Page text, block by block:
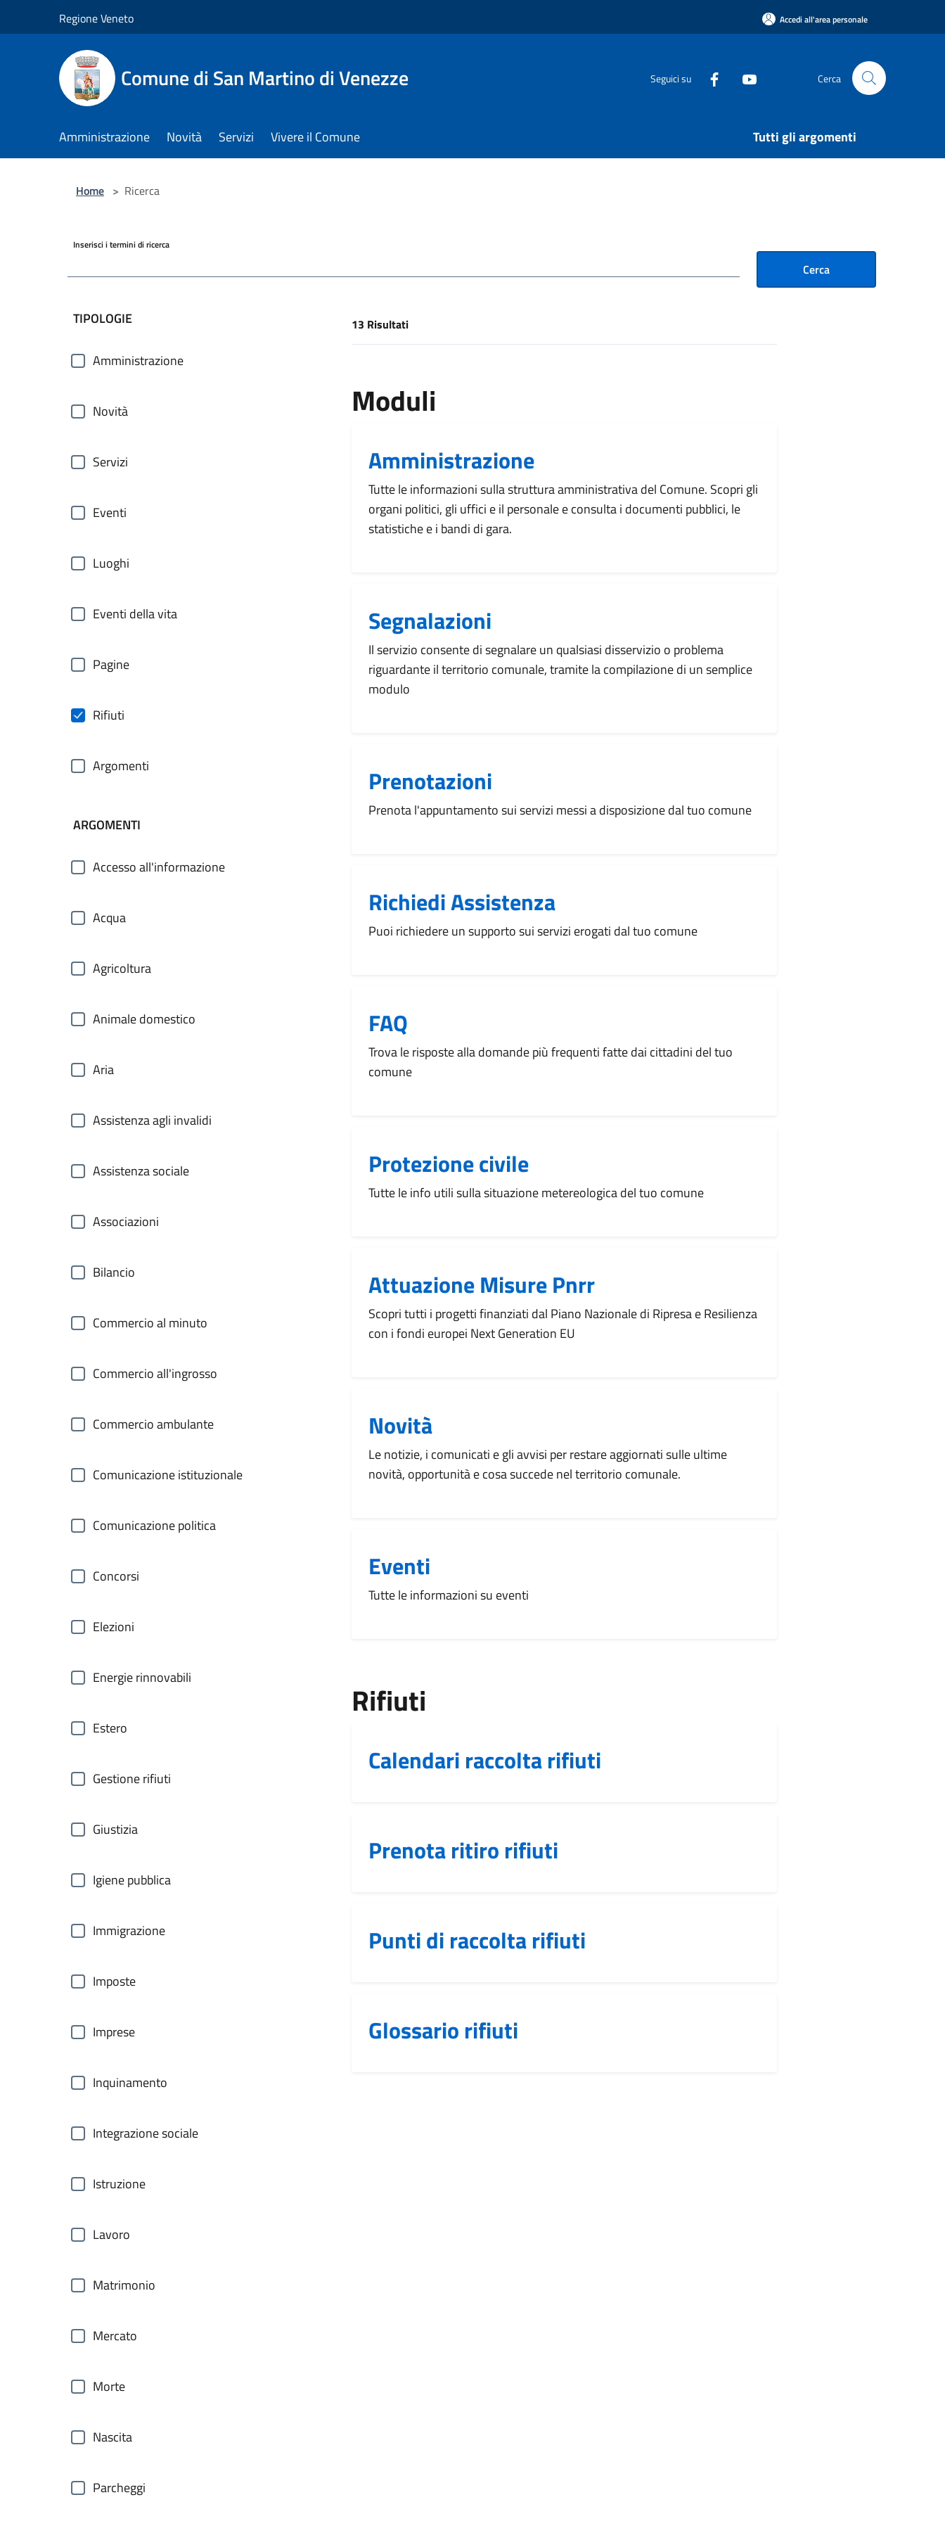
Regione Veneto Accedi all'area personale
Comune di San Martino di Venezze Seguici su Cerca
Amministrazione Novità Servizi Vivere il Comune Tutti gli argomenti
Home > Ricerca
Inserisci i termini di ricerca
Cerca
filtri da applicare
TIPOLOGIE
Amministrazione
Novità
Servizi
Eventi
Luoghi
Eventi della vita
Pagine
Rifiuti
Argomenti
ARGOMENTI
Accesso all'informazione
Acqua
Agricoltura
Animale domestico
Aria
Assistenza agli invalidi
Assistenza sociale
Associazioni
Bilancio
Commercio al minuto
Commercio all'ingrosso
Commercio ambulante
Comunicazione istituzionale
Comunicazione politica
Concorsi
Elezioni
Energie rinnovabili
Estero
Gestione rifiuti
Giustizia
Igiene pubblica
Immigrazione
Imposte
Imprese
Inquinamento
Integrazione sociale
Istruzione
Lavoro
Matrimonio
Mercato
Morte
Nascita
Parcheggi
[results] Risultati
13 Risultati
Moduli
Amministrazione
Tutte le informazioni sulla struttura amministrativa del Comune. Scopri gli
organi politici, gli uffici e il personale e consulta i documenti pubblici, le
statistiche e i bandi di gara.
Segnalazioni
Il servizio consente di segnalare un qualsiasi disservizio o problema
riguardante il territorio comunale, tramite la compilazione di un semplice
modulo
Prenotazioni
Prenota l'appuntamento sui servizi messi a disposizione dal tuo comune
Richiedi Assistenza
Puoi richiedere un supporto sui servizi erogati dal tuo comune
FAQ
Trova le risposte alla domande più frequenti fatte dai cittadini del tuo
comune
Protezione civile
Tutte le info utili sulla situazione metereologica del tuo comune
Attuazione Misure Pnrr
Scopri tutti i progetti finanziati dal Piano Nazionale di Ripresa e Resilienza
con i fondi europei Next Generation EU
Novità
Le notizie, i comunicati e gli avvisi per restare aggiornati sulle ultime
novità, opportunità e cosa succede nel territorio comunale.
Eventi
Tutte le informazioni su eventi
Rifiuti
Calendari raccolta rifiuti
Prenota ritiro rifiuti
Punti di raccolta rifiuti
Glossario rifiuti